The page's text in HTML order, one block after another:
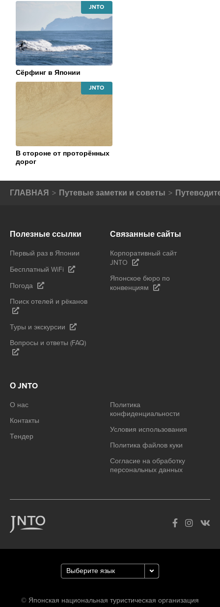
Сёрфинг в Японии
JAPAN
NATIONAL
TOURISM
ORGANIZATION
В стороне от проторённых
дорог
JAPAN
ГЛАВНАЯ Путевые заметки и советы
Полезные ссылки
Первый раз в Японии
Бесплатный WiFi
Погода
Поиск отелей и рёканов
Туры и экскурсии
Вопросы и ответы (FAQ)
Связанные сайты
Корпоративный сайт
JNTO
Японское бюро по
конвенциям
О JNTO
О нас
Контакты
Тендер
Политика
конфиденциальности
Условия использования
Политика файлов куки
Согласие на обработку
персональных данных
© Японская национальная туристическая организация